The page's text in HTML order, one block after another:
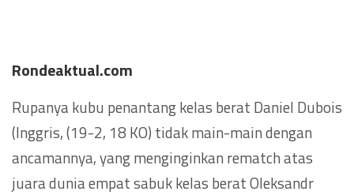
Rondeaktual.com
Rupanya kubu penantang kelas berat Daniel Dubois
(Inggris, (19-2, 18 KO) tidak main-main dengan
ancamannya, yang menginginkan rematch atas
juara dunia empat sabuk kelas berat Oleksandr